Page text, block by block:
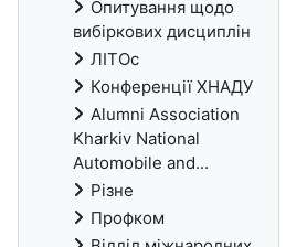
Опитування щодо
вибіркових дисциплін
ЛІТОс
Конференції ХНАДУ
Alumni Association
Kharkiv National
Automobile and...
Різне
Профком